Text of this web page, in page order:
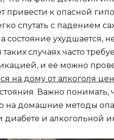
привести к опасной
спутать с падением
а состояние
случаях часто
и её можно
на дому от алкоголя
Важно
на домашние методы
диабете и алкогольной